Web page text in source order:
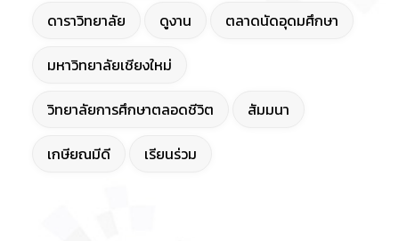
ดาราวิทยาลัย ดูงาน ตลาดนัดอุดมศึกษา
มหาวิทยาลัยเชียงใหม่
วิทยาลัยการศึกษาตลอดชีวิต สัมมนา
เกษียณมีดี เรียนร่วม